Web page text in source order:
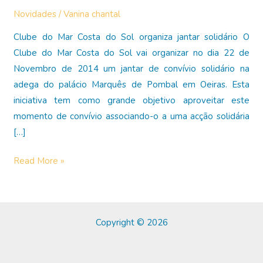
Novidades /Vanina chantal
Clube do Mar Costa do Sol organiza jantar solidário O
Clube do Mar Costa do Sol vai organizar no dia 22 de
Novembro de 2014 um jantar de convívio solidário na
adega do palácio Marquês de Pombal em Oeiras. Esta
iniciativa tem como grande objetivo aproveitar este
momento de convívio associando-o a uma acção solidária
[…]
Jantar
Read More »
Copyright © 2026